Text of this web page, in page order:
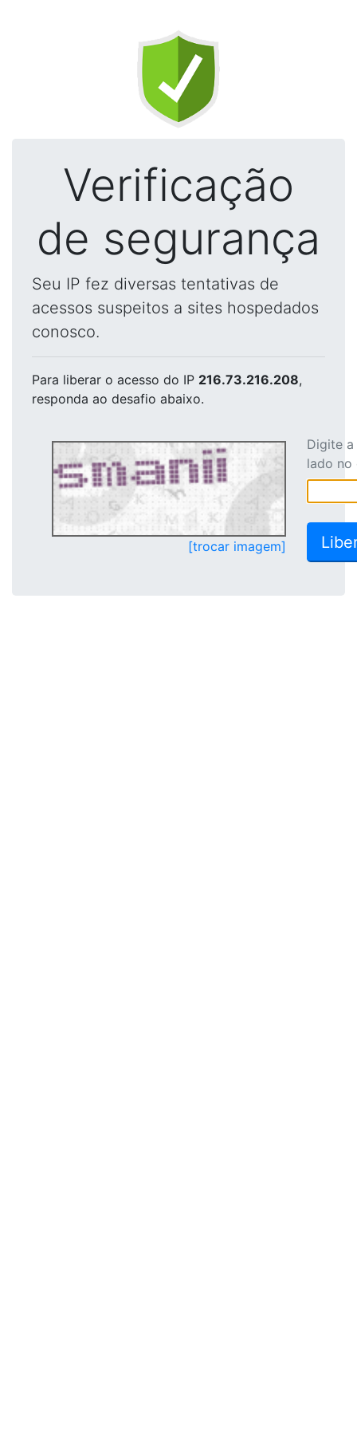
Verificação
de segurança
Seu IP fez diversas tentativas de
acessos suspeitos a sites hospedados
conosco.
Para liberar o acesso do IP 216.73.216.208,
responda ao desafio abaixo.
[trocar imagem]
Digite
lado no